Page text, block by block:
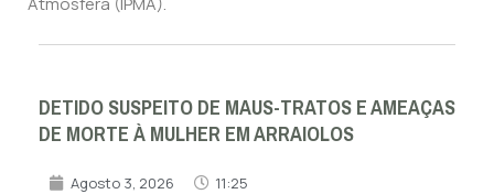
DETIDO SUSPEITO DE MAUS-TRATOS E AMEAÇAS
DE MORTE À MULHER EM ARRAIOLOS
Agosto 3, 2026 11:25